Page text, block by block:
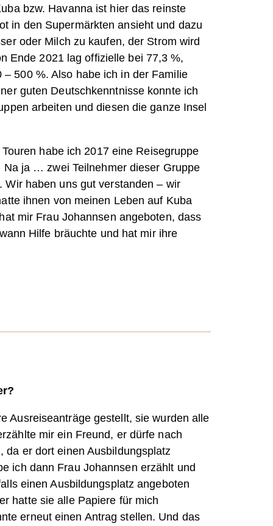
bzw. Havanna ist hier das reinste
in den Supermärkten ansieht und dazu
oder Milch zu kaufen, der Strom wird
Ende 2021 lag offizielle bei 77,3 %,
500 %. Also habe ich in der Familie
guten Deutschkenntnisse konnte ich
arbeiten und diesen die ganze Insel
habe ich 2017 eine Reisegruppe
ja … zwei Teilnehmer dieser Gruppe
Wir haben uns gut verstanden – wir
ihnen von meinen Leben auf Kuba
mir Frau Johannsen angeboten, dass
Hilfe bräuchte und hat mir ihre
Ausreiseanträge gestellt, sie wurden alle
mir ein Freund, er dürfe nach
da er dort einen Ausbildungsplatz
ich dann Frau Johannsen erzählt und
einen Ausbildungsplatz angeboten
hatte sie alle Papiere für mich
erneut einen Antrag stellen. Und das